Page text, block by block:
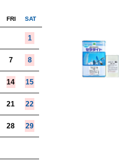
FRI SAT
1
7 8
14 15
21 22
28 29